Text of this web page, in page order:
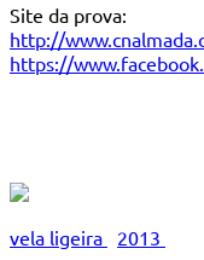
Site da prova:
http://
https://
vela ligeira 2013